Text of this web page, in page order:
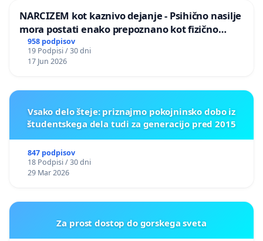
NARCIZEM kot kaznivo dejanje - Psihično nasilje
mora postati enako prepoznano kot fizično
nasilje
958 podpisov
19 Podpisi / 30 dni
17 Jun 2026
Vsako delo šteje: priznajmo pokojninsko dobo iz
študentskega dela tudi za generacijo pred 2015
847 podpisov
18 Podpisi / 30 dni
29 Mar 2026
Za prost dostop do gorskega sveta